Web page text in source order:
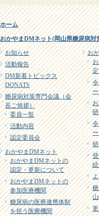
ホーム
おかやまDMネット(岡山県糖尿病対
お知らせ
活動報告
DM新着トピックス
DONATS
糖尿病対策専門会議（会
長ご挨拶）
委員一覧
活動内容
認定委員会
おかやまDMネット
おかやまDMネットの
認定・更新について
おかやまDMネットの
参加医療機関
糖尿病の医療連携体制
を担う医療機関
お